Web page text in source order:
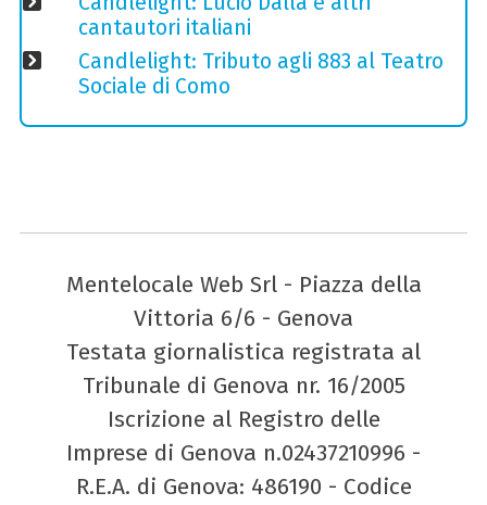
cantautori italiani
Candlelight: Tributo agli 883 al Teatro
Sociale di Como
Mentelocale Web Srl - Piazza della
Vittoria 6/6 - Genova
Testata giornalistica registrata al
Tribunale di Genova nr. 16/2005
Iscrizione al Registro delle
Imprese di Genova n.02437210996 -
R.E.A. di Genova: 486190 - Codice